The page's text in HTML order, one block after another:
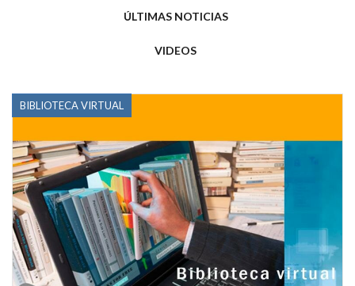
ÚLTIMAS NOTICIAS
VIDEOS
BIBLIOTECA VIRTUAL